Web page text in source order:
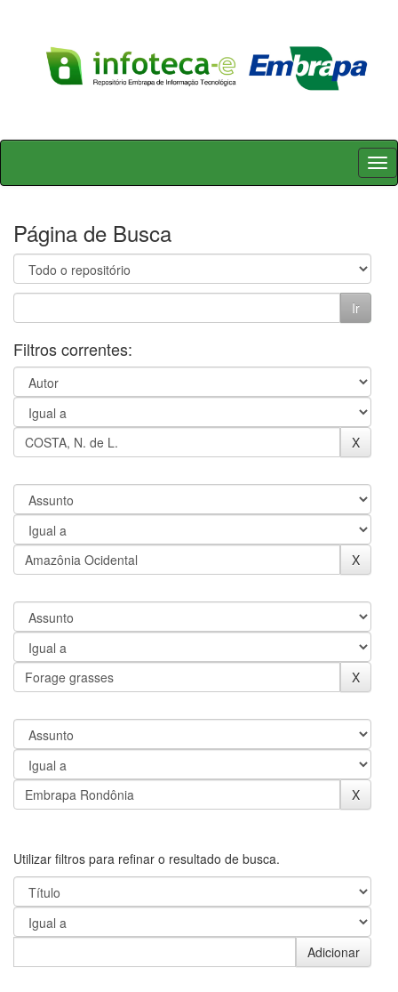
Skip
Página de Busca
Filtros correntes:
Utilizar filtros para refinar o resultado de busca.